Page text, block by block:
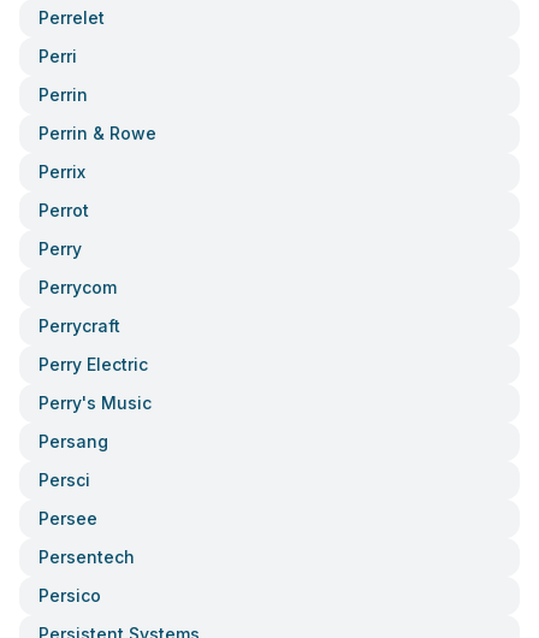
Perrelet
Perri
Perrin
Perrin & Rowe
Perrix
Perrot
Perry
Perrycom
Perrycraft
Perry Electric
Perry's Music
Persang
Persci
Persee
Persentech
Persico
Persistent Systems